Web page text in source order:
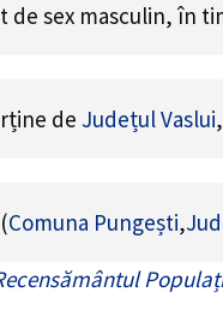
de sex masculin, în
de Județul Vaslui
(Comuna Pungești,